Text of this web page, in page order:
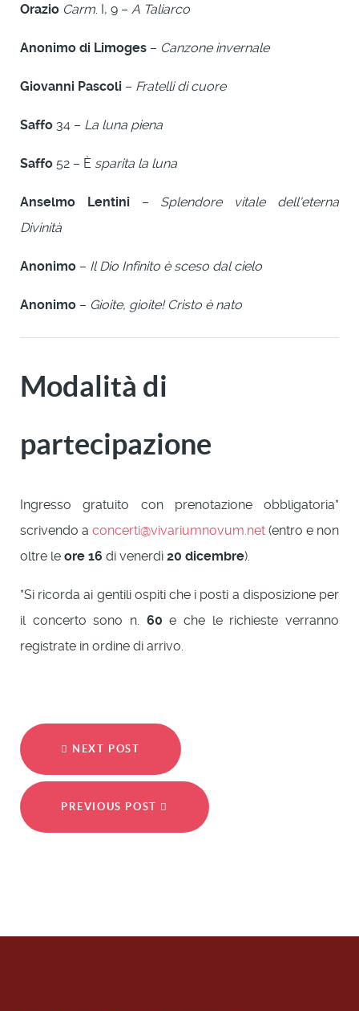
Orazio Carm. I, 9 – A Taliarco
Anonimo di Limoges – Canzone invernale
Giovanni Pascoli – Fratelli di cuore
Saffo 34 – La luna piena
Saffo 52 – È sparita la luna
Anselmo Lentini– Splendore vitale dell'eterna
Divinità
Anonimo – Il Dio Infinito è sceso dal cielo
Anonimo – Gioite, gioite! Cristo è nato
Modalità di
partecipazione
Ingresso gratuito con prenotazione obbligatoria*
scrivendo a concerti@vivariumnovum.net (entro e non
oltre le ore 16 di venerdì 20 dicembre).
*Si ricorda ai gentili ospiti che i posti a disposizione per
il concerto sono n. 60 e che le richieste verranno
registrate in ordine di arrivo.
NEXT POST
PREVIOUS POST